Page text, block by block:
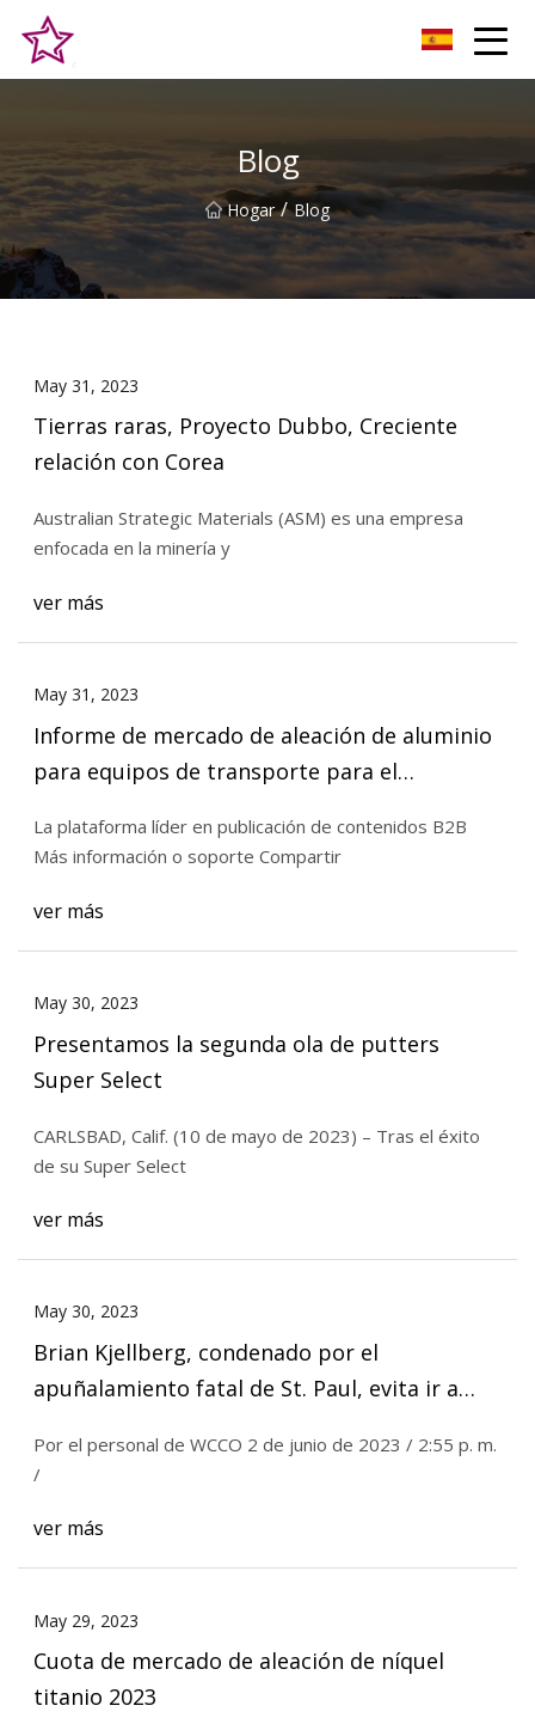
Blog
Hogar / Blog
May 31, 2023
Tierras raras, Proyecto Dubbo, Creciente
relación con Corea
Australian Strategic Materials (ASM) es una empresa
enfocada en la minería y
ver más
May 31, 2023
Informe de mercado de aleación de aluminio
para equipos de transporte para el
Oportunidades de mercado global, riesgo de
La plataforma líder en publicación de contenidos B2B
Más información o soporte Compartir
ver más
May 30, 2023
Presentamos la segunda ola de putters
Super Select
CARLSBAD, Calif. (10 de mayo de 2023) – Tras el éxito
de su Super Select
ver más
May 30, 2023
Brian Kjellberg, condenado por el
apuñalamiento fatal de St. Paul, evita ir a
Por el personal de WCCO 2 de junio de 2023 / 2:55 p. m.
/
ver más
May 29, 2023
Cuota de mercado de aleación de níquel
titanio 2023